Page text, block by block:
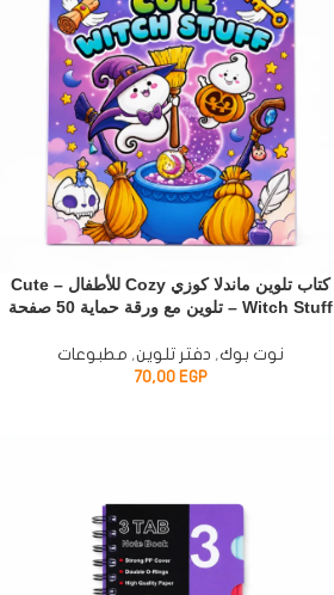
كتاب تلوين ماندلا كوزي Cozy للأطفال – Cute
Witch Stuff – تلوين مع ورقة حماية 50 صفحة
نوت بوك , دفتر تلوين , مطبوعات
70,00 EGP